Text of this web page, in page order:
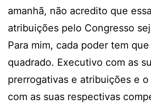
amanhã, não acredito que
atribuições pelo Congresso
Para mim, cada poder tem
quadrado. Executivo com as
prerrogativas e atribuições e
com as suas respectivas